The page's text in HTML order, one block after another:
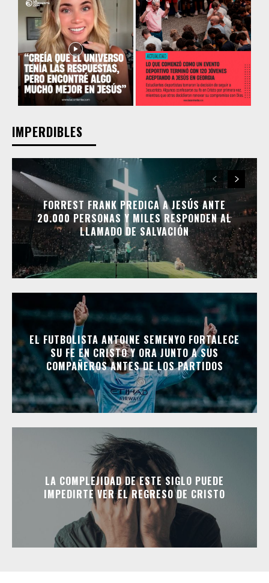
IMPERDIBLES
FORREST FRANK PREDICA A JESÚS ANTE
20.000 PERSONAS Y MILES RESPONDEN AL
LLAMADO DE SALVACIÓN
EL FUTBOLISTA ANTOINE SEMENYO FORTALECE
SU FE EN CRISTO Y ORA JUNTO A SUS
COMPAÑEROS ANTES DE LOS PARTIDOS
LA COMPLEJIDAD DE ESTE SIGLO PUEDE
IMPEDIRTE VER EL REGRESO DE CRISTO